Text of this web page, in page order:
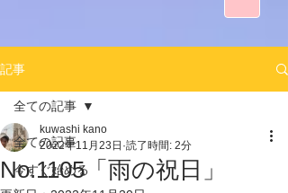
記事
全ての記事
今すぐ始める
全ての記事
No.1105「雨の祝日」
kuwashi kano
2022年11月23日 読了時間: 2分